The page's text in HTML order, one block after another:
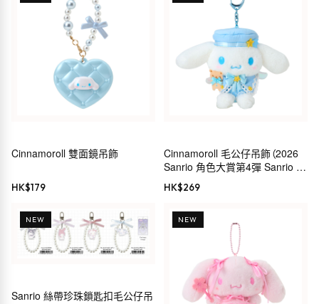
Cinnamoroll 雙面鏡吊飾
HK$179
Cinnamoroll 毛公仔吊飾（2026
Sanrio 角色大賞第4彈 Sanrio 穿
搭系列）
HK$269
NEW
Sanrio 絲帶珍珠鎖匙扣毛公仔吊
NEW